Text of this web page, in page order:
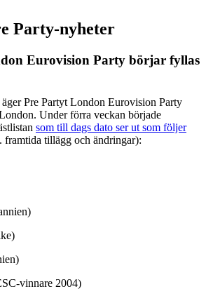
Party-nyheter
Eurovision Party börjar fyllas
Pre Partyt London Eurovision Party
Under förra veckan började
som till dags dato ser ut som följer
framtida tillägg och ändringar):
vinnare 2004)